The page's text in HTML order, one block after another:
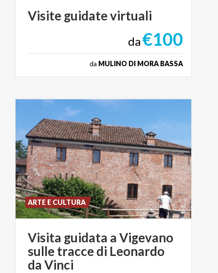
Visiteguidatevirtuali
da€100
da MULINO DI MORA BASSA
Visita guidata a Vigevano
sulle tracce di Leonardo
da Vinci
ARTE E CULTURA